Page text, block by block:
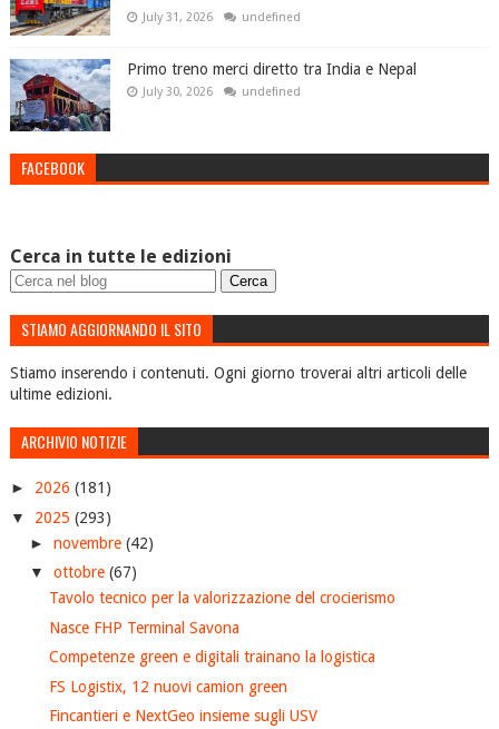
July 31, 2026 undefined
Primo treno merci diretto tra India e Nepal
July 30, 2026 undefined
FACEBOOK
Cerca in tutte le edizioni
STIAMO AGGIORNANDO IL SITO
Stiamo inserendo i contenuti. Ogni giorno troverai altri articoli delle
ultime edizioni.
ARCHIVIO NOTIZIE
► 2026 (181)
▼ 2025 (293)
► novembre (42)
▼ ottobre (67)
Tavolo tecnico per la valorizzazione del crocierismo
Nasce FHP Terminal Savona
Competenze green e digitali trainano la logistica
FS Logistix, 12 nuovi camion green
Fincantieri e NextGeo insieme sugli USV